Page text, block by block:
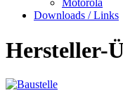
Motorola
Downloads / Links
Hersteller-